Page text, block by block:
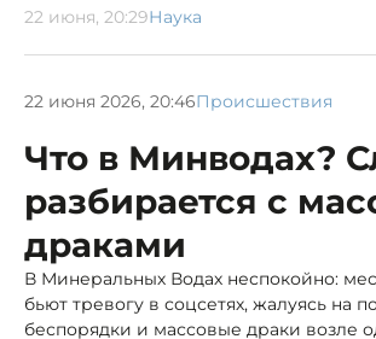
22 июня, 20:29Наука
22 июня 2026, 20:46Происшествия
Что в Минводах?
разбирается с
драками
В Минеральных Водах неспокойно:
бьют тревогу в соцсетях, жалуясь на
беспорядки и массовые драки возле